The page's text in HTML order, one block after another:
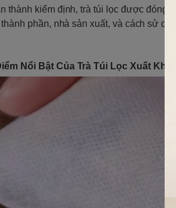
thành kiểm định, trà túi lọc được đóng
phần, nhà sản xuất, và cách sử
Nổi Bật Của Trà Túi Lọc Xuất